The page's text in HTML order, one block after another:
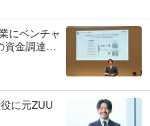
にベンチャ
資金調達・
に元ZUU